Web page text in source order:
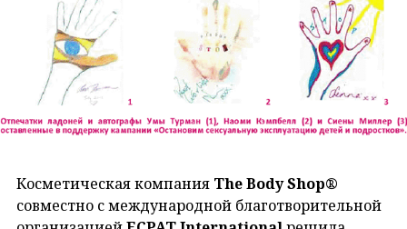
Косметическая компания TheBodyShop®
совместно с международной благотворительной